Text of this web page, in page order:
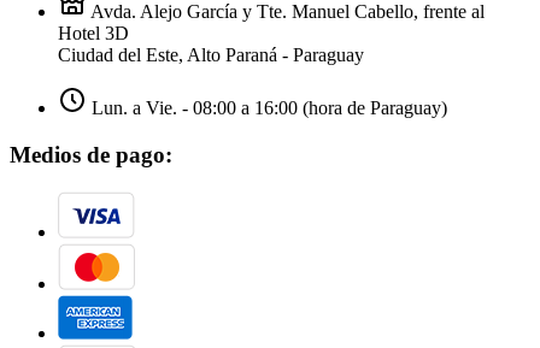
Avda. Alejo García y Tte. Manuel Cabello, frente al
Hotel 3D
Ciudad del Este, Alto Paraná - Paraguay
Lun. a Vie. - 08:00 a 16:00 (hora de Paraguay)
Medios de pago: